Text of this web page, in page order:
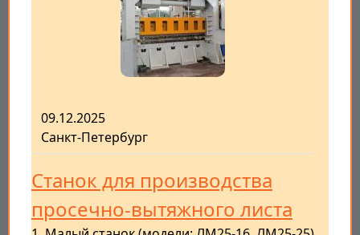
09.12.2025
Санкт-Петербург
Станок для производства
просечно-вытяжного листа